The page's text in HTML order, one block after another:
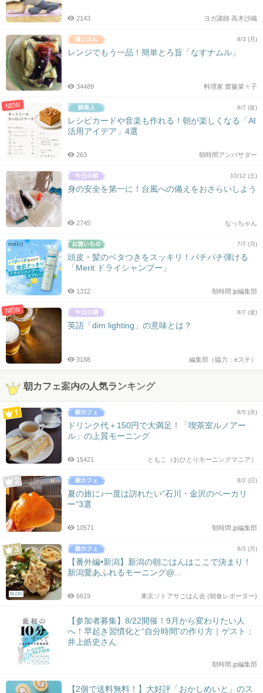
ヨガ講師 高木沙織
2143
8/3 (月)
レンジでもう一品！簡単とろ旨「なすナムル」
料理家 齋藤菜々子
34489
NEW 8/7 (金)
レシピカードや音楽も作れる！朝が楽しくなる「AI
活用アイデア」4選
朝時間アンバサダー
263
10/12 (土)
身の安全を第一に！台風への備えをおさらいしよう
なっちゃん
2745
7/7 (月)
頭皮・髪のベタつきをスッキリ！パチパチ弾ける
「Merit ドライシャンプー」
朝時間.jp編集部
1312
NEW 8/7 (金)
英語「dim lighting」の意味とは？
編集部（協力：eステ）
3188
朝カフェ案内の人気ランキング
8/5 (水)
ドリンク代＋150円で大満足！「喫茶室ルノアー
ル」の上質モーニング
ともこ（おひとりモーニングマニア）
15421
8/2 (日)
夏の旅に♪一度は訪れたい”石川・金沢のベーカリ
ー”3選
朝時間.jp編集部
10571
BLOG
8/3 (月)
【番外編•新潟】新潟の朝ごはんはここで決まり！
新潟愛あふれるモーニング@...
東京ソトアサごはん会 (朝食レポーター)
6619
【参加者募集】8/22開催！9月から変わりたい人
へ！早起き習慣化と“自分時間”の作り方｜ゲスト：
井上皓史さん
朝時間.jp編集部
【2個で送料無料！】大好評「おかしめいと」のス